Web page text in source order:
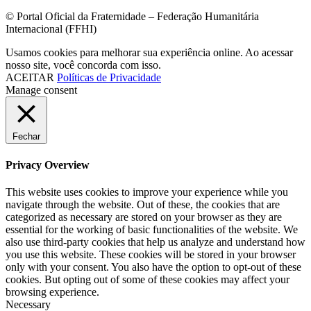
© Portal Oficial da Fraternidade – Federação Humanitária
Internacional (FFHI)
Usamos cookies para melhorar sua experiência online. Ao acessar
nosso site, você concorda com isso.
ACEITAR Políticas de Privacidade
Manage consent
Fechar
Privacy Overview
This website uses cookies to improve your experience while you
navigate through the website. Out of these, the cookies that are
categorized as necessary are stored on your browser as they are
essential for the working of basic functionalities of the website. We
also use third-party cookies that help us analyze and understand how
you use this website. These cookies will be stored in your browser
only with your consent. You also have the option to opt-out of these
cookies. But opting out of some of these cookies may affect your
browsing experience.
Necessary